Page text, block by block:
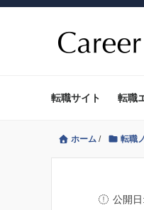
転職サイト 転職
ホーム / 転職
公開